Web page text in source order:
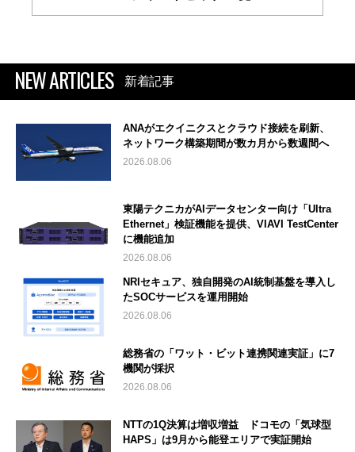
NEW ARTICLES 新着記事
ANAがエクイニクスとクラウド接続を刷新、
ネットワーク構築期間が数カ月から数週間へ
2026.08.06
東陽テクニカがAIデータセンター向け「Ultra
Ethernet」検証機能を提供、VIAVI TestCenter
に機能追加
2026.08.06
NRIセキュア、独自開発のAI統制基盤を導入し
たSOCサービスを運用開始
2026.08.06
総務省の「ワット・ビット連携関連実証」に7
機関が採択
2026.08.06
NTTの1Q決算は増収増益 ドコモの「気球型
HAPS」は9月から能登エリアで実証開始